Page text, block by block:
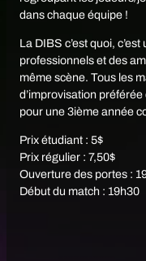
dans chaque équipe !
La DIBS c’est quoi,
professionnels et des
même scène. Tous les
d’improvisation
pour une 3ième année
Prix étudiant : 5$
Prix régulier : 7,50$
Ouverture des portes :
Début du match : 19h30